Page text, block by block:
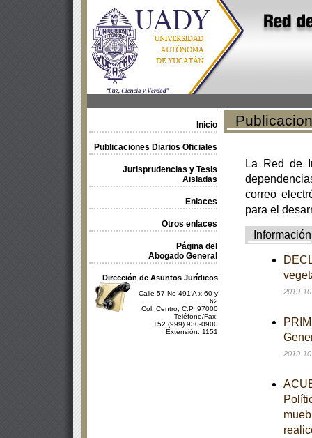
Inicio
Publicaciones Diarios Oficiales
Jurisprudencias y Tesis
Aisladas
Enlaces
Otros enlaces
Página del
Abogado General
Dirección de Asuntos Jurídicos
Calle 57 No 491 A x 60 y
62
Col. Centro, C.P. 97000
Teléfono/Fax:
+52 (999) 930-0900
Extensión: 1151
La Red de
correo
para el
Información
2019-
2019-